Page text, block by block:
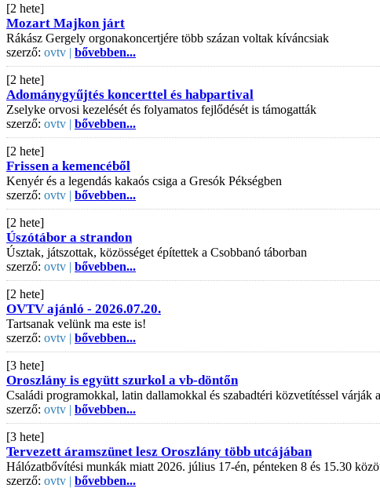
[2 hete]
Mozart Majkon járt
Rákász Gergely orgonakoncertjére több százan voltak kíváncsiak
szerző: ovtv | bővebben...
[2 hete]
Adománygyűjtés koncerttel és habpartival
Zselyke orvosi kezelését és folyamatos fejlődését is támogatták
szerző: ovtv | bővebben...
[2 hete]
Frissen a kemencéből
Kenyér és a legendás kakaós csiga a Gresók Pékségben
szerző: ovtv | bővebben...
[2 hete]
Úszótábor a strandon
Úsztak, játszottak, közösséget építettek a Csobbanó táborban
szerző: ovtv | bővebben...
[2 hete]
OVTV ajánló - 2026.07.20.
Tartsanak velünk ma este is!
szerző: ovtv | bővebben...
[3 hete]
Oroszlány is együtt szurkol a vb-döntőn
Családi programokkal, latin dallamokkal és szabadtéri közvetítéssel
szerző: ovtv | bővebben...
[3 hete]
Tervezett áramszünet lesz Oroszlány több utcájában
Hálózatbővítési munkák miatt 2026. július 17-én, pénteken 8 és 15.30
szerző: ovtv | bővebben...